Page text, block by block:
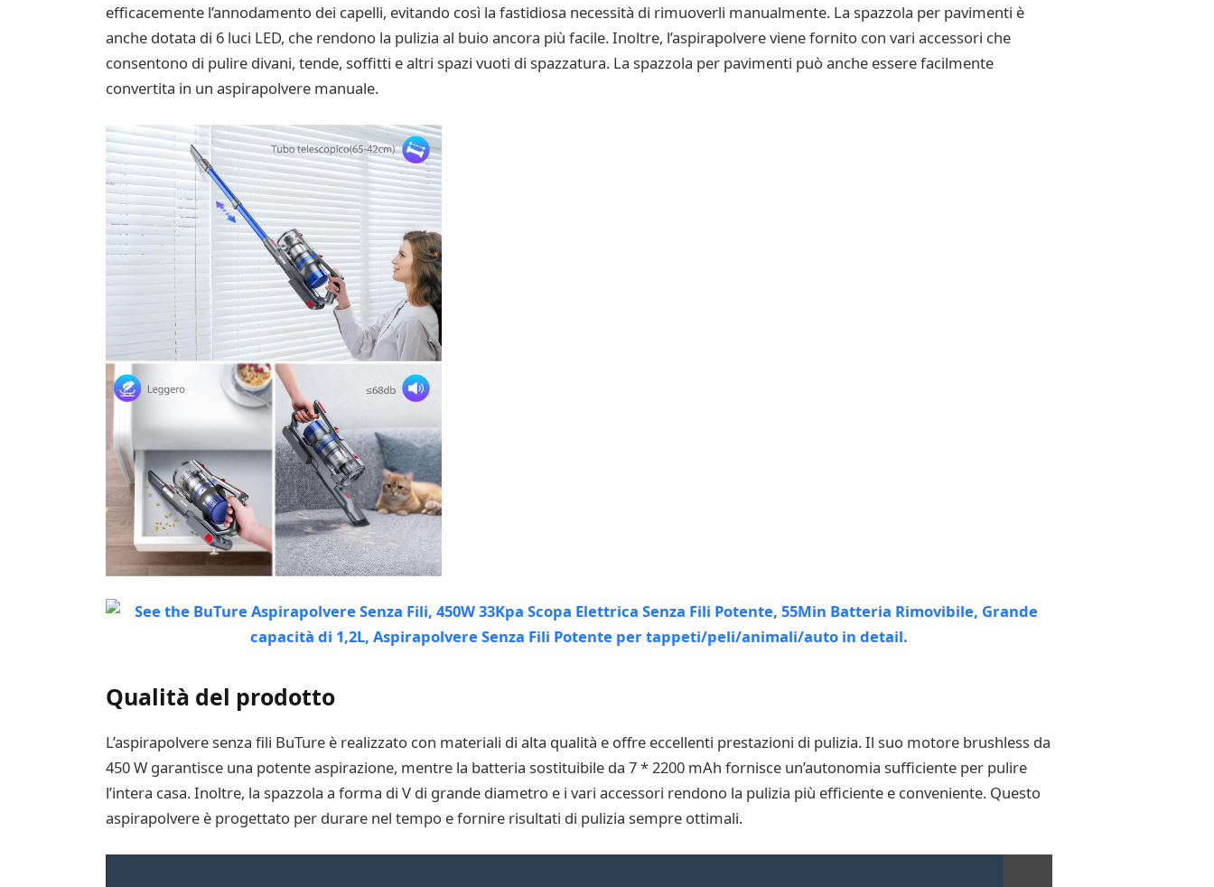
efficacemente l’annodamento dei capelli, evitando così la fastidiosa necessità di rimuoverli manualmente. La spazzola per pavimenti è
anche dotata di 6 luci LED, che rendono la pulizia al buio ancora più facile. Inoltre, l’aspirapolvere viene fornito con vari accessori che
consentono di pulire divani, tende, soffitti e altri spazi vuoti di spazzatura. La spazzola per pavimenti può anche essere facilmente
convertita in un aspirapolvere manuale.
Qualità del prodotto
L’aspirapolvere senza fili BuTure è realizzato con materiali di alta qualità e offre eccellenti prestazioni di pulizia. Il suo motore brushless da
450 W garantisce una potente aspirazione, mentre la batteria sostituibile da 7 * 2200 mAh fornisce un’autonomia sufficiente per pulire
l’intera casa. Inoltre, la spazzola a forma di V di grande diametro e i vari accessori rendono la pulizia più efficiente e conveniente. Questo
aspirapolvere è progettato per durare nel tempo e fornire risultati di pulizia sempre ottimali.